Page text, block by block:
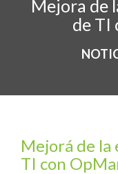
Mejora de
de TI
Mejorá de la
TI con